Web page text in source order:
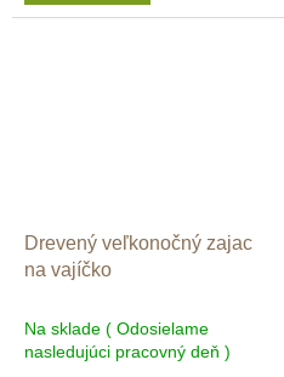
Drevený veľkonočný zajac
na vajíčko
Na sklade ( Odosielame
nasledujúci pracovný deň )